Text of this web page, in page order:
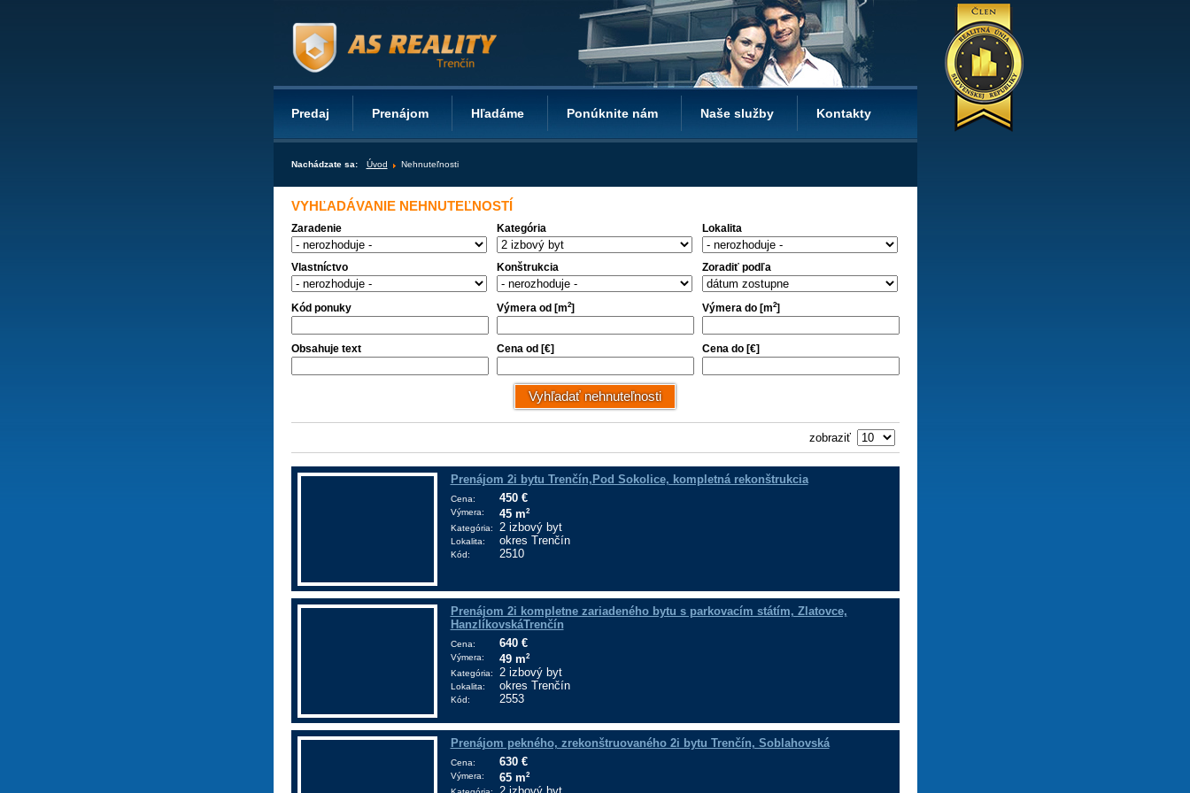
VYHĽADÁVANIE NEHNUTEĽNOSTÍ
Zaradenie Kategória Lokalita
Vlastníctvo Konštrukcia Zoradiť podľa
Kód ponuky Výmera od [m2] Výmera do [m2]
Obsahuje text Cena od [€] Cena do [€]
zobraziť
Prenájom 2i bytu Trenčín,Pod Sokolice, kompletná rekonštrukcia
Cena: 450 €
Výmera: 45 m2
Kategória: 2 izbový byt
Lokalita: okres Trenčín
Kód: 2510
Prenájom 2i kompletne zariadeného bytu s parkovacím státím, Zlatovce,
HanzlíkovskáTrenčín
Cena: 640 €
Výmera: 49 m2
Kategória: 2 izbový byt
Lokalita: okres Trenčín
Kód: 2553
Prenájom pekného, zrekonštruovaného 2i bytu Trenčín, Soblahovská
Cena: 630 €
Výmera: 65 m2
Predaj Prenájom Hľadáme Ponúknite nám Naše služby Kontakty
Nachádzate sa: Úvod Nehnuteľnosti